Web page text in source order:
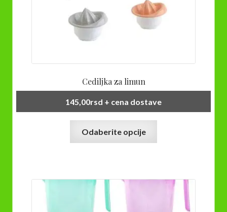
Cediljka za limun
145,00rsd + cena dostave
Odaberite opcije
varijanti.
Opcije